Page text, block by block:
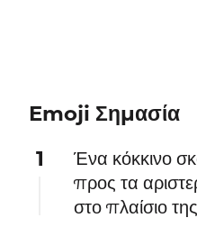
Emoji Σημασία
1
Ένα κόκκινο
προς τα
στο πλαίσιο